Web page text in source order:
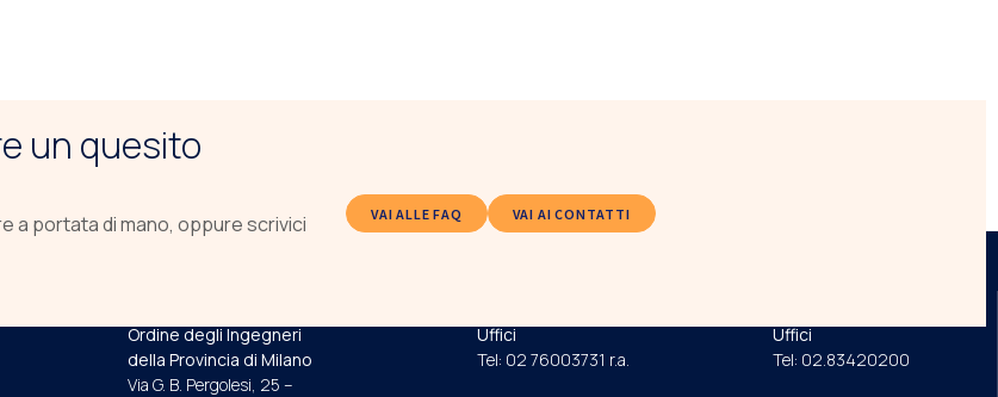
un quesito
a portata di mano, oppure scrivici
VAI ALLE FAQ VAI AI CONTATTI
Ordine degli Ingegneri
della Provincia di Milano
Via G. B. Pergolesi, 25 –
Uffici
Tel: 02 76003731 r.a.
Uffici
Tel: 02.83420200